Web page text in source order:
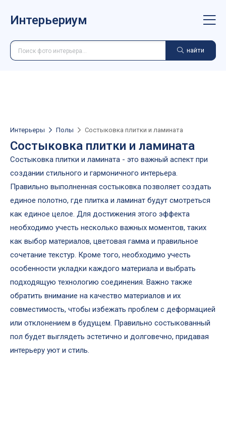
Интерьериум
найти
Интерьеры Полы Состыковка плитки и ламината
Состыковка плитки и ламината
Состыковка плитки и ламината - это важный аспект при
создании стильного и гармоничного интерьера.
Правильно выполненная состыковка позволяет создать
единое полотно, где плитка и ламинат будут смотреться
как единое целое. Для достижения этого эффекта
необходимо учесть несколько важных моментов, таких
как выбор материалов, цветовая гамма и правильное
сочетание текстур. Кроме того, необходимо учесть
особенности укладки каждого материала и выбрать
подходящую технологию соединения. Важно также
обратить внимание на качество материалов и их
совместимость, чтобы избежать проблем с деформацией
или отклонением в будущем. Правильно состыкованный
пол будет выглядеть эстетично и долговечно, придавая
интерьеру уют и стиль.